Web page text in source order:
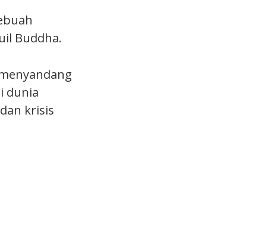
Buddha.
dunia
krisis